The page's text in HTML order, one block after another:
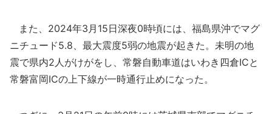
また、2024年3月15日深夜0時頃には、福島県沖でマグ
ニチュード5.8、最大震度5弱の地震が起きた。未明の地
震で県内2人がけがをし、常磐自動車道はいわき四倉ICと
常磐富岡ICの上下線が一時通行止めになった。